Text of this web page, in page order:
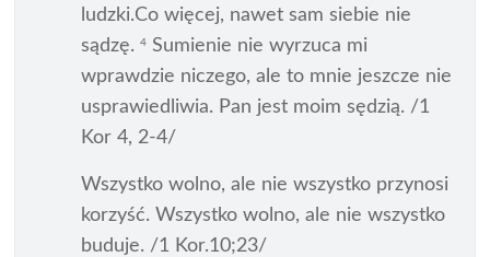
ludzki.Co więcej, nawet sam siebie nie
sądzę.4 Sumienie nie wyrzuca mi
wprawdzie niczego, ale to mnie jeszcze nie
usprawiedliwia. Pan jest moim sędzią. /1
Kor 4, 2-4/
Wszystko wolno, ale nie wszystko przynosi
korzyść. Wszystko wolno, ale nie wszystko
buduje. /1 Kor.10;23/